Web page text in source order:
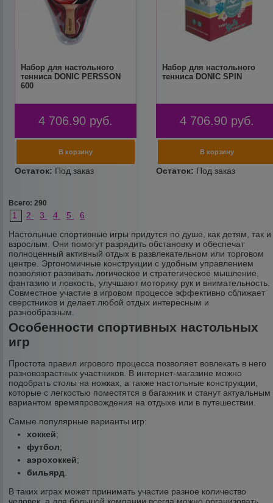
Набор для настольного
тенниса DONIC PERSSON
600
4 706.90 руб.
Набор для настольного
тенниса DONIC SPIN
4 706.90 руб.
Всего: 290
1 2 3 4 5
6
Настольные спортивные игры придутся по душе, как детям, так и
взрослым. Они помогут разрядить обстановку и обеспечат
полноценный активный отдых в развлекательном или торговом
центре. Эргономичные конструкции с удобным управлением
позволяют развивать логическое и стратегическое мышление,
фантазию и ловкость, улучшают моторику рук и внимательность.
Совместное участие в игровом процессе эффективно сближает
сверстников и делает любой отдых интересным и
разнообразным.
Особенности спортивных настольных
игр
Простота правил игрового процесса позволяет вовлекать в него
разновозрастных участников. В интернет-магазине можно
подобрать столы на ножках, а также настольные конструкции,
которые с легкостью поместятся в багажник и станут актуальным
вариантом времяпровождения на отдыхе или в путешествии.
Самые популярные варианты игр:
хоккей;
футбол;
аэрохоккей;
бильярд
В таких играх может принимать участие разное количество